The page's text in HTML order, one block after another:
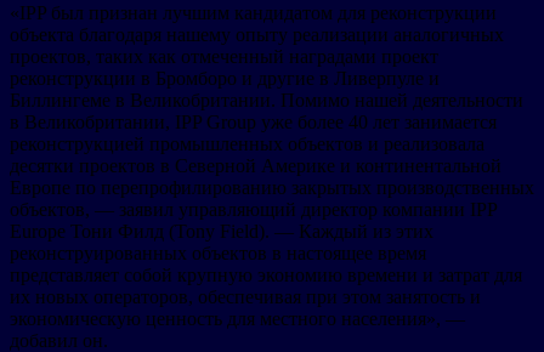
«IPP был признан лучшим кандидатом для реконструкции
объекта благодаря нашему опыту реализации аналогичных
проектов, таких как отмеченный наградами проект
реконструкции в Бромборо и другие в Ливерпуле и
Биллингеме в Великобритании. Помимо нашей деятельности
в Великобритании, IPP Group уже более 40 лет занимается
реконструкцией промышленных объектов и реализовала
десятки проектов в Северной Америке и континентальной
Европе по перепрофилированию закрытых производственных
объектов, — заявил управляющий директор компании IPP
Europe Тони Филд (Tony Field). — Каждый из этих
реконструированных объектов в настоящее время
представляет собой крупную экономию времени и затрат для
их новых операторов, обеспечивая при этом занятость и
экономическую ценность для местного населения», —
добавил он.